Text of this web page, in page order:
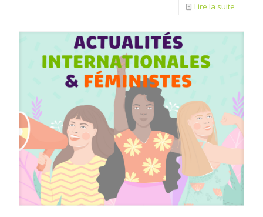
Lire la suite